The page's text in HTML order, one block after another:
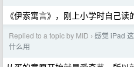
《伊索寓言》，刚上小学时自己读
Replied to a topic by MID › 感觉 iPad
什么用